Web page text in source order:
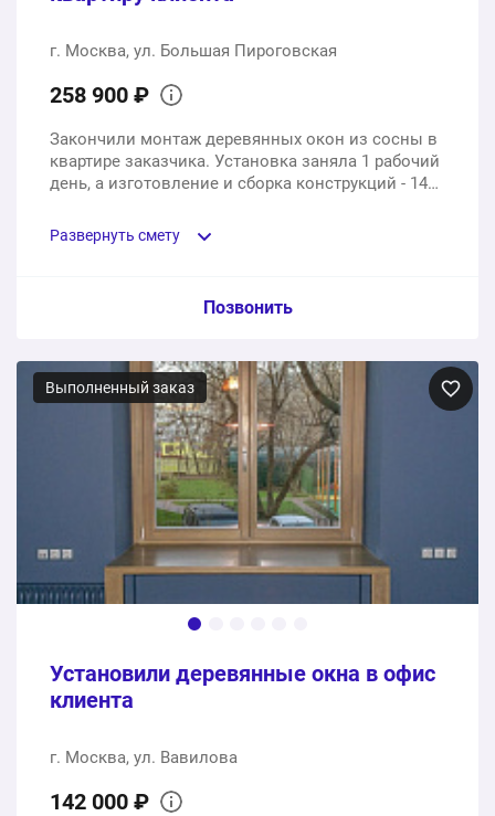
г. Москва, ул. Большая Пироговская
258 900 ₽
Закончили монтаж деревянных окон из сосны в
квартире заказчика. Установка заняла 1 рабочий
день, а изготовление и сборка конструкций - 14
Развернуть смету
Пункт сметы / Ед. изм. / Цена
Деревянные окна из сосны
4 шт. 258900 ₽
0 ₽
Общая стоимость: 258900 ₽
Позвонить
Выполненный заказ
Установили деревянные окна в офис
клиента
г. Москва, ул. Вавилова
142 000 ₽